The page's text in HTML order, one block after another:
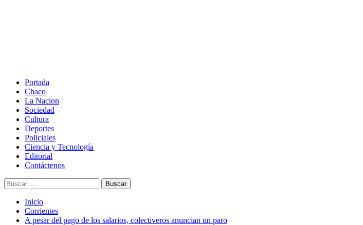
Portada
Chaco
La Nacion
Sociedad
Cultura
Deportes
Policiales
Ciencia y Tecnología
Editorial
Contáctenos
Buscar:
Inicio
Corrientes
A pesar del pago de los salarios, colectiveros anuncian un paro